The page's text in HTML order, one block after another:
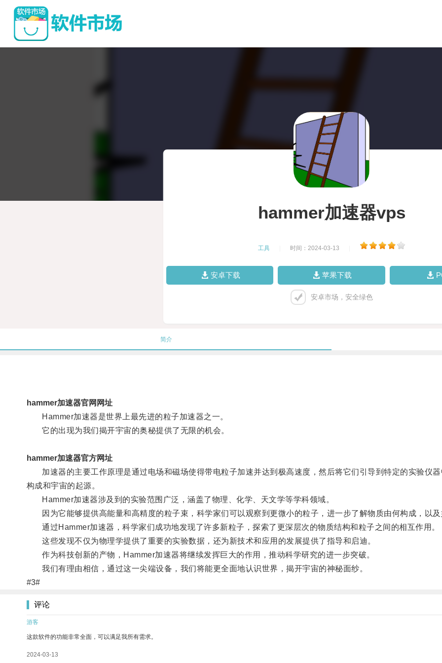
hammer加速器vps
工具 时间：2024-03-13
安卓下载 苹果下载
安卓市场，安全绿色
简介
hammer加速器官网网址
Hammer加速器是世界上最先进的粒子加速器之一。
它的出现为我们揭开宇宙的奥秘提供了无限的机会。
hammer加速器官方网址
加速器的主要工作原理是通过电场和磁场使得带电粒子加速并达到极高速度，然后将它们引导到特定的实验仪
构成和宇宙的起源。
Hammer加速器涉及到的实验范围广泛，涵盖了物理、化学、天文学等学科领域。
因为它能够提供高能量和高精度的粒子束，科学家们可以观察到更微小的粒子，进一步了解物质由何构成，以及
通过Hammer加速器，科学家们成功地发现了许多新粒子，探索了更深层次的物质结构和粒子之间的相互作用。
这些发现不仅为物理学提供了重要的实验数据，还为新技术和应用的发展提供了指导和启迪。
作为科技创新的产物，Hammer加速器将继续发挥巨大的作用，推动科学研究的进一步突破。
我们有理由相信，通过这一尖端设备，我们将能更全面地认识世界，揭开宇宙的神秘面纱。
#3#
评论
游客
这款软件的功能非常全面，可以满足我所有需求。
2024-03-13